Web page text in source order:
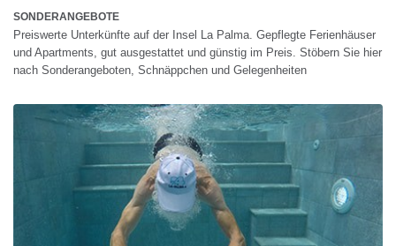
SONDERANGEBOTE
Preiswerte Unterkünfte auf der Insel La Palma. Gepflegte Ferienhäuser
und Apartments, gut ausgestattet und günstig im Preis. Stöbern Sie hier
nach Sonderangeboten, Schnäppchen und Gelegenheiten